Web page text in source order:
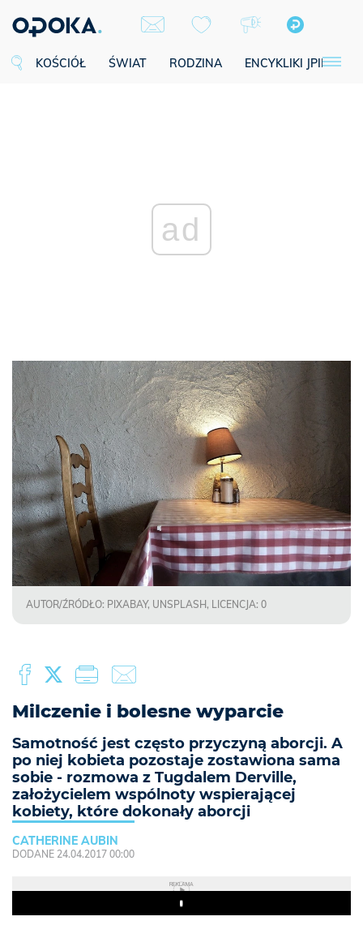
KOŚCIÓŁ ŚWIAT RODZINA ENCYKLIKI JPII
ad
AUTOR/ŹRÓDŁO: PIXABAY, UNSPLASH, LICENCJA: 0
Milczenie i bolesne wyparcie
Samotność jest często przyczyną aborcji. A
po niej kobieta pozostaje zostawiona sama
sobie - rozmowa z Tugdalem Derville,
założycielem wspólnoty wspierającej
kobiety, które dokonały aborcji
CATHERINE AUBIN
DODANE 24.04.2017 00:00
REKLAMA
Play